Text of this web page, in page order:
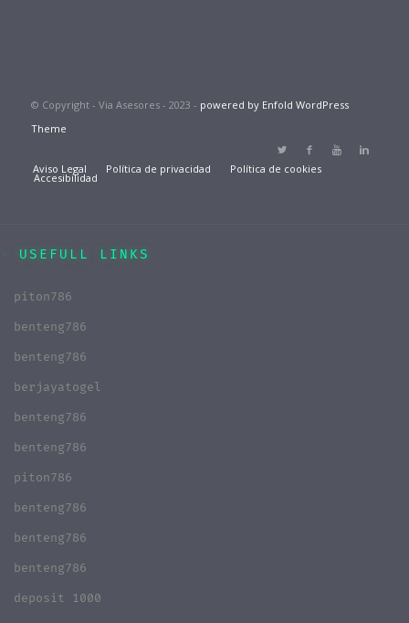
© Copyright - Via Asesores - 2023 - powered by Enfold WordPress
Theme
Aviso Legal Política de privacidad Política de cookies
Accesibilidad
USEFULL LINKS
piton786
benteng786
benteng786
berjayatogel
benteng786
benteng786
piton786
benteng786
benteng786
benteng786
deposit 1000